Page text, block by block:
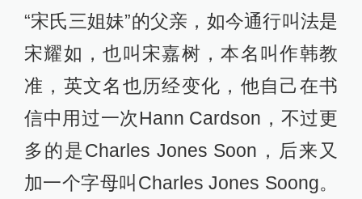
“宋氏三姐妹”的父亲，如今通行叫法是
宋耀如，也叫宋嘉树，本名叫作韩教
准，英文名也历经变化，他自己在书
信中用过一次Hann Cardson，不过更
多的是Charles Jones Soon，后来又
加一个字母叫Charles Jones Soong。